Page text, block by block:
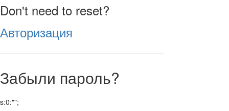
Don't need to reset?
Авторизация
Забыли пароль?
s:0:"";